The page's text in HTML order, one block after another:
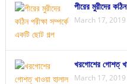
পীরের মুরীদের
March 17, 2019
খরগোশের গোশত্
March 17, 2019